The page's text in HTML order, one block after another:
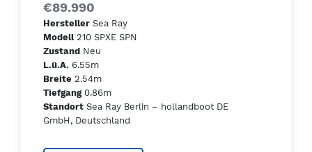
€89.990
Hersteller Sea Ray
Modell210 SPXE SPN
Zustand Neu
L.ü.A. 6.55m
Breite 2.54m
Tiefgang0.86m
Standort Sea Ray Berlin – hollandboot DE
GmbH, Deutschland